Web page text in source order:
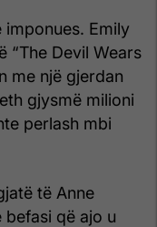
imponues. Emily
“The Devil Wears
me një gjerdan
gjysmë milioni
perlash mbi
të Anne
befasi që ajo u